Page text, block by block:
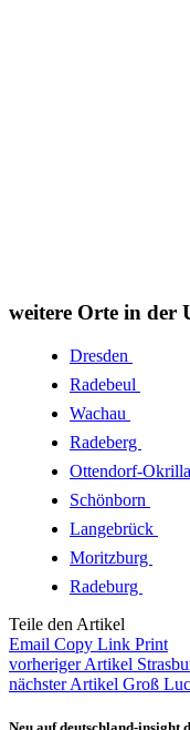
weitere Orte in der
Dresden
Radebeul
Wachau
Radeberg
Ottendorf-Okrilla
Schönborn
Langebrück
Moritzburg
Radeburg
Teile den Artikel
Email Copy Link Print
vorheriger Artikel
nächster Artikel Groß